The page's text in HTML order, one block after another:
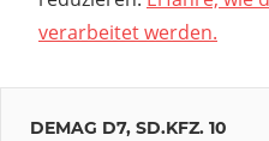
verarbeitet werden.
DEMAG D7, SD.KFZ. 10